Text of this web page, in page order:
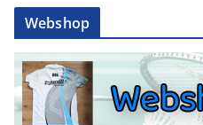
Webshop